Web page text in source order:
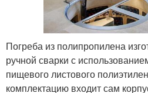
Погреба из полипропилена
ручной сварки с
пищевого листового
комплектацию входит сам